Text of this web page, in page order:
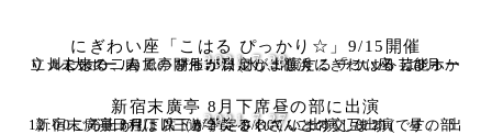
にぎわい座「こはる ぴっかり☆」9/15開催
立川こはる、春風亭ぴっかり☆が出演する「こはる・ぴっかり☆未来の二人」。 9月15日(水)、横浜にぎわい座 芸能ホール(大ホール)での開催が決定しました。 チケットは8月
2021.7.28
新宿末廣亭 8月下席昼の部に出演
新宿末廣亭 8月下席（8/21～8/30）に出演します。 昼の部12:00ごろ上がり。 三遊亭美るくさんとの交互出演です。 出演日程は以下が予定されています。 8/21(
2021.7.27